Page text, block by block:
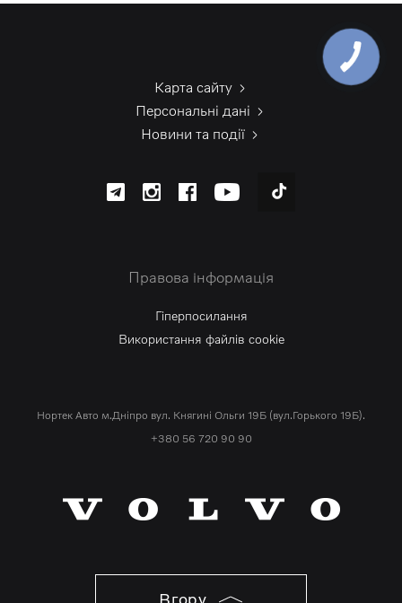
Карта сайту
Персональні дані
Новини та події
Правова інформація
Гіперпосилання
Використання файлів cookie
Нортек Авто м.Дніпро вул. Княгині Ольги 19Б (вул.Горького 19Б).
+380 56 720 90 90
Вгору